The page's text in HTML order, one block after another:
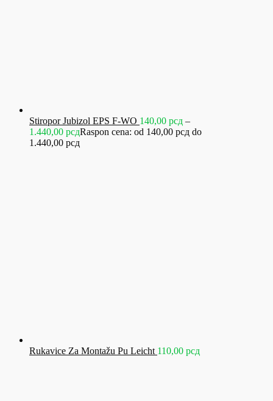
Stiropor Jubizol EPS F-WO 140,00 рсд –
1.440,00 рсдRaspon cena: od 140,00 рсд do
1.440,00 рсд
Rukavice Za Montažu Pu Leicht 110,00 рсд